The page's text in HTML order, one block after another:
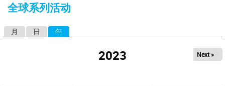
这
全球系列活动
月 日 年
2023 Next »